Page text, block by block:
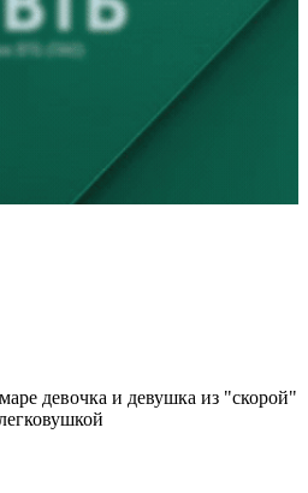
района потеряла 650 тысяч
обманули пенсионерку из Самары
девочка и девушка из "скорой"